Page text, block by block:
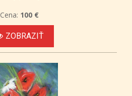
Cena: 100 €
ZOBRAZIŤ